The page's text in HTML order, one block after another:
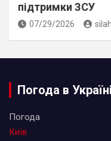
підтримки ЗСУ
07/29/2026
Погода в Україні
Погода
Київ